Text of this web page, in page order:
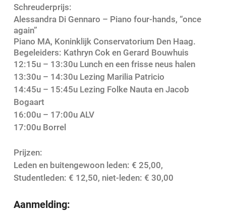
Schreuderprijs:
Alessandra Di Gennaro – Piano four-hands, “once
again”
Piano MA, Koninklijk Conservatorium Den Haag.
Begeleiders: Kathryn Cok en Gerard Bouwhuis
12:15u – 13:30u Lunch en een frisse neus halen
13:30u – 14:30u Lezing Marilia Patricio
14:45u – 15:45u Lezing Folke Nauta en Jacob
Bogaart
16:00u – 17:00u ALV
17:00u Borrel
Prijzen:
Leden en buitengewoon leden: € 25,00,
Studentleden: € 12,50, niet-leden: € 30,00
Aanmelding: